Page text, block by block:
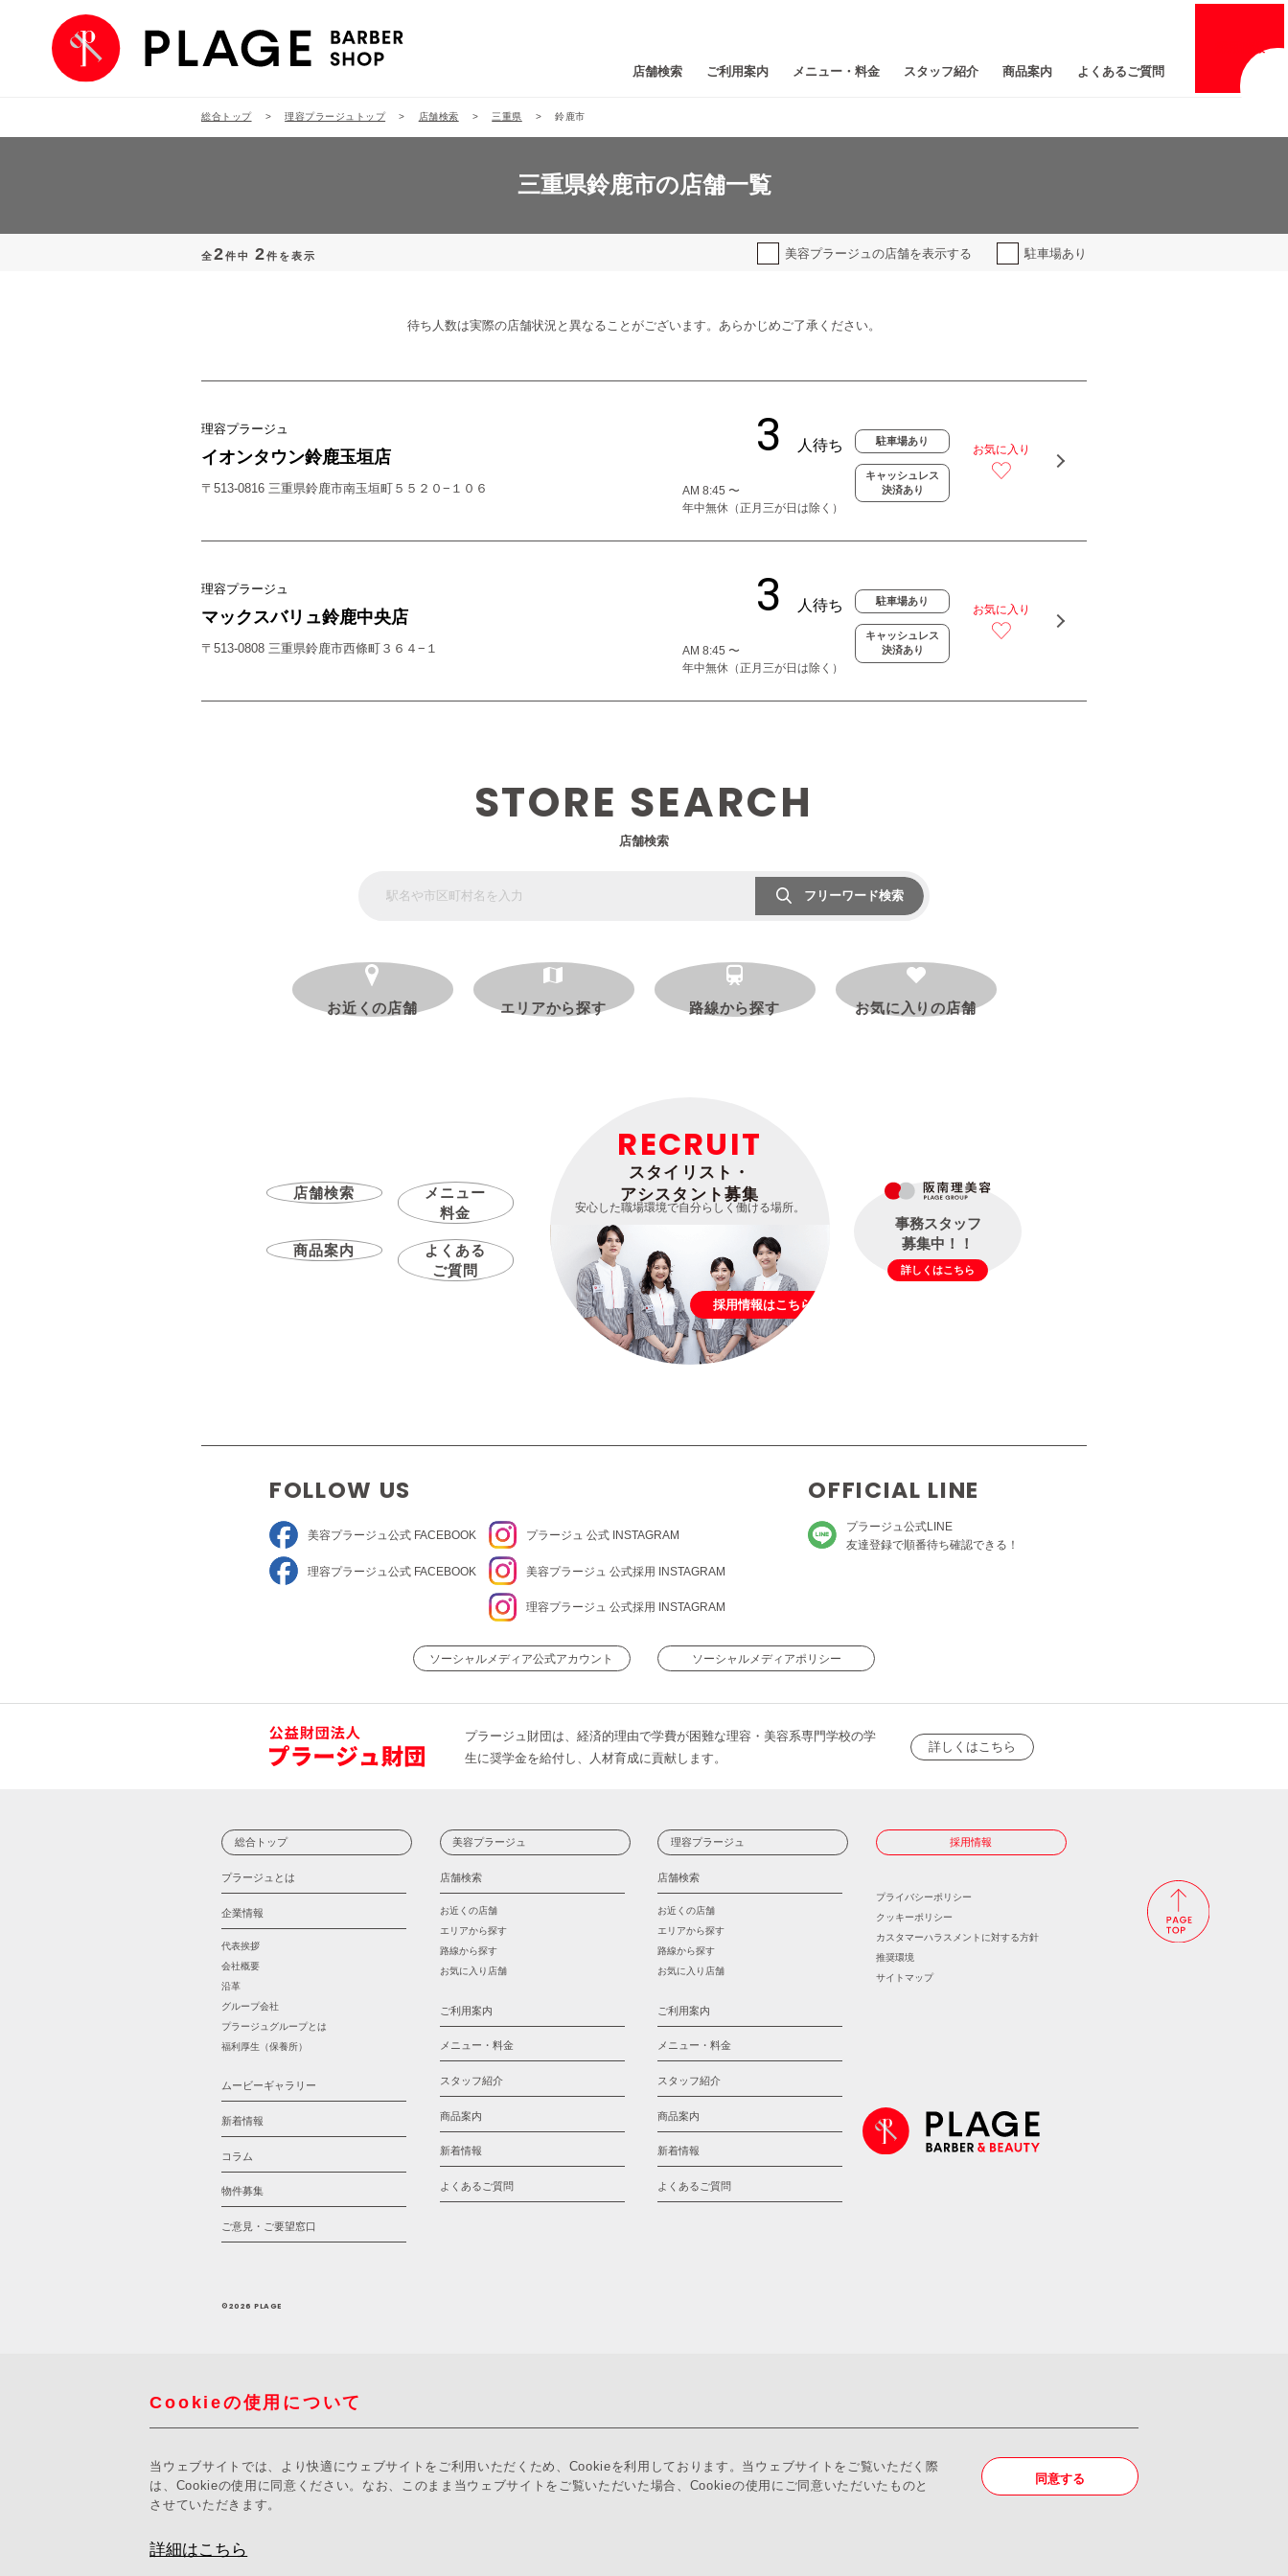
情報
店舗検索 ご利用案内 メニュー・料金 スタッフ紹介 商品案内 よくあるご質問
総合トップ 理容プラージュトップ 店舗検索 三重県 鈴鹿市
三重県鈴鹿市の店舗一覧
全2件中 2件を表示 美容プラージュの店舗を表示する 駐車場あり
待ち人数は実際の店舗状況と異なることがございます。あらかじめご了承ください。
理容プラージュ
イオンタウン鈴鹿玉垣店
〒513-0816 三重県鈴鹿市南玉垣町５５２０−１０６
AM 8:45 〜
年中無休（正月三が日は除く）
駐車場あり
キャッシュレス
決済あり
お気に入り
理容プラージュ
マックスバリュ鈴鹿中央店
〒513-0808 三重県鈴鹿市西條町３６４−１
AM 8:45 〜
年中無休（正月三が日は除く）
駐車場あり
キャッシュレス
決済あり
お気に入り
STORE SEARCH
店舗検索
フリーワード検索
お近くの店舗 エリアから探す 路線から探す お気に入りの店舗
店舗検索
メニュー
料金
商品案内
よくある
ご質問
RECRUIT
スタイリスト・
アシスタント募集
安心した職場環境で自分らしく働ける場所。
採用情報はこちら
事務スタッフ
募集中！！
詳しくはこちら
FOLLOW US
美容プラージュ 公式 FACEBOOK
理容プラージュ 公式 FACEBOOK
プラージュ公式 INSTAGRAM
美容プラージュ 公式採用 INSTAGRAM
理容プラージュ 公式採用 INSTAGRAM
OFFICIAL LINE
プラージュ公式LINE
友達登録で順番待ち確認できる！
ソーシャルメディア公式アカウント ソーシャルメディアポリシー
プラージュ財団は、経済的理由で学費が困難な理容・美容系専門学校の学
生に奨学金を給付し、人材育成に貢献します。
詳しくはこちら
総合トップ
プラージュとは
企業情報
代表挨拶
会社概要
沿革
グループ会社
プラージュグループとは
福利厚生（保養所）
ムービーギャラリー
新着情報
コラム
物件募集
ご意見・ご要望窓口
美容プラージュ
店舗検索
お近くの店舗
エリアから探す
路線から探す
お気に入り店舗
ご利用案内
メニュー・料金
スタッフ紹介
商品案内
新着情報
よくあるご質問
理容プラージュ
店舗検索
お近くの店舗
エリアから探す
路線から探す
お気に入り店舗
ご利用案内
メニュー・料金
スタッフ紹介
商品案内
新着情報
よくあるご質問
採用情報
プライバシーポリシー
クッキーポリシー
カスタマーハラスメントに対する方針
推奨環境
サイトマップ
©2026 PLAGE
Cookieの使用について
当ウェブサイトでは、より快適にウェブサイトをご利用いただくため、Cookieを利用しております。当ウェブサイトをご覧いただく際
は、Cookieの使用に同意ください。なお、このまま当ウェブサイトをご覧いただいた場合、Cookieの使用にご同意いただいたものと
させていただきます。
詳細はこちら
同意する